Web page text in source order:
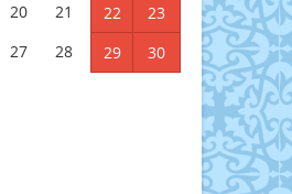
20 21 22
23
27 28 29
30